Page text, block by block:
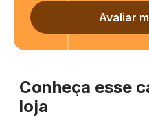
Avaliar
Conheça esse
loja